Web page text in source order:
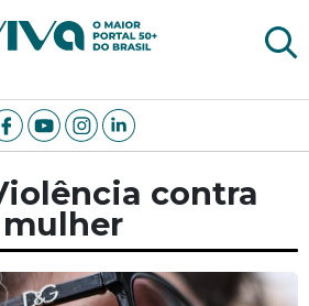
Viva Notícias
contra
mulher